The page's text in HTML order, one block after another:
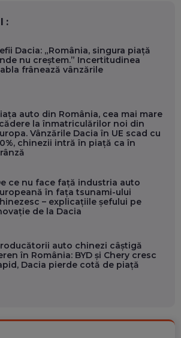
Dacia: „România, singura piață
nu creștem.” Incertitudinea
frânează vânzările
auto din România, cea mai mare
la înmatriculărilor noi din
Vânzările Dacia în UE scad cu
chinezii intră în piață ca în
ce nu face față industria auto
în fața tsunami-ului
– explicațiile șefului pe
de la Dacia
auto chinezi câștigă
în România: BYD și Chery cresc
Dacia pierde cotă de piață